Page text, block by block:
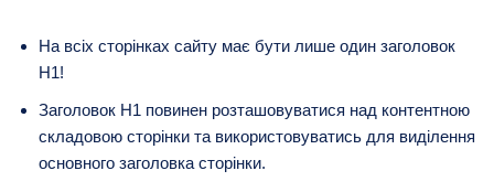
На всіх сторінках сайту має бути лише один заголовок
H1!
Заголовок H1 повинен розташовуватися над контентною
складовою сторінки та використовуватись для виділення
основного заголовка сторінки.